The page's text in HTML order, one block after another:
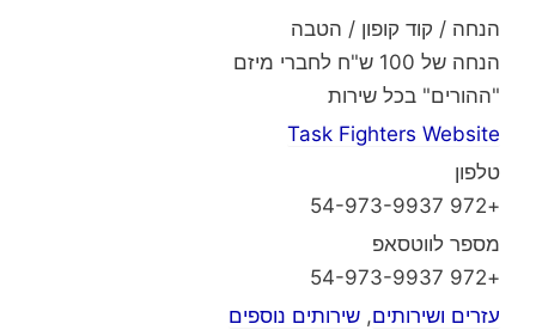
הנחה / קוד קופון / הטבה
הנחה של 100 ש"ח לחברי מיזם
"ההורים" בכל שירות
Task Fighters Website
טלפון
+972 54-973-9937
מספר לווטסאפ
+972 54-973-9937
עזרים ושירותים, שירותים נוספים